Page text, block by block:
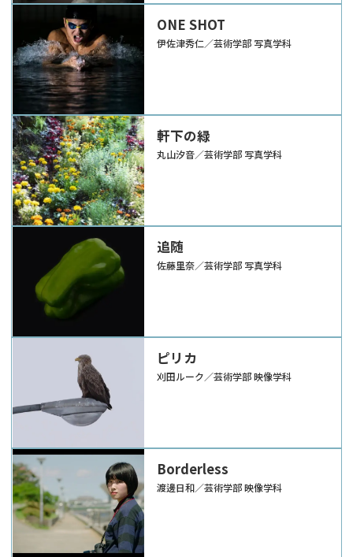
ONE SHOT
伊佐津秀仁／芸術学部 写真学科
軒下の緑
丸山汐音／芸術学部 写真学科
追随
佐藤里奈／芸術学部 写真学科
ピリカ
刈田ルーク／芸術学部 映像学科
Borderless
渡邊日和／芸術学部 映像学科